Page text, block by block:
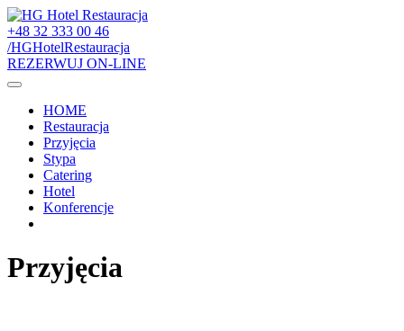
+48 32 333 00 46
/HGHotelRestauracja
REZERWUJ ON-LINE
HOME
Restauracja
Przyjęcia
Stypa
Catering
Hotel
Konferencje
Przyjęcia